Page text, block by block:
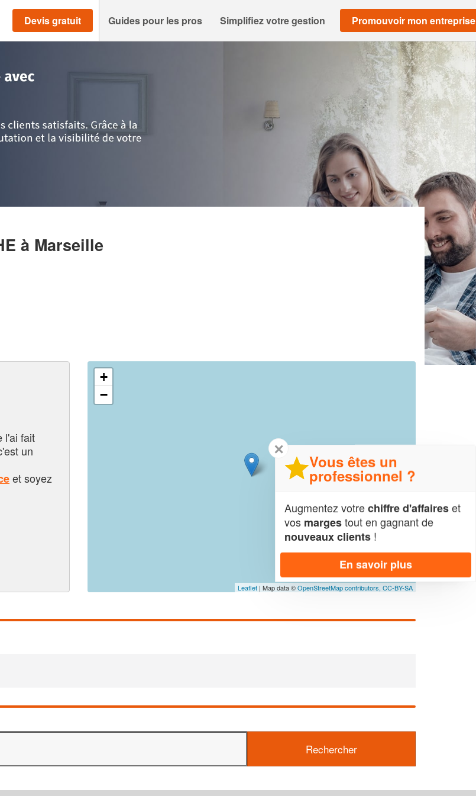
Devis gratuit Guides pour les pros Simplifiez votre gestion Promouvoir mon entreprise
à Marseille
l'ai fait
un
et soyez
+
−
Leaflet | Map data ©OpenStreetMap contributors, CC-BY-SA
✕
Vous êtes un
professionnel ?
Augmentez votrechiffre d'affaireset
vos margestout en gagnant de
nouveaux clients !
En savoir plus